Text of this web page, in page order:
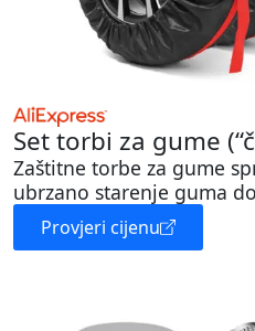
Set torbi za gume
Zaštitne torbe za gume
ubrzano starenje guma
Provjeri cijenu